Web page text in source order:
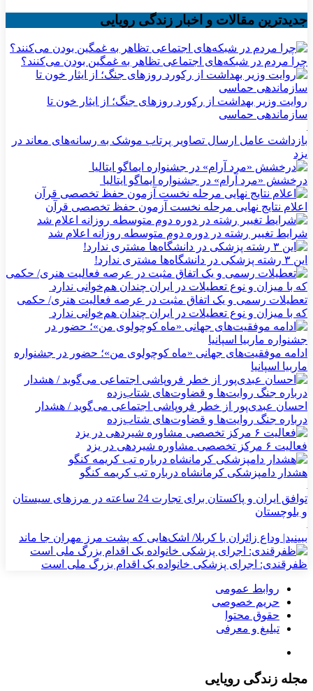
جدیدترین مقالات و اخبار زندگی رویایی
چرا مردم در شبکه‌های اجتماعی تظاهر به غمگین بودن می‌کنند؟
روایت وزیر بهداشت از رکورد روزهای جنگ؛ از ایثار خون تا
سازماندهی حماسی
بازداشت عامل ارسال تصاویر پرتاب موشک به رسانه‌های معاند در
یزد
درخشش «مرد آرام» در جشنواره ایماگو ایتالیا
اعلام نتایج نهایی مرحله نخست آزمون حفظ تخصصی قرآن
شرایط تغییر رشته در دوره دوم متوسطه روزانه اعلام شد
این ۳ رشته پزشکی در دانشگاه‌ها مشتری ندارد!
تعطیلات رسمی و یک اتفاق مثبت در عرصه فعالیت هنری/ حکمی
که با میزان و نوع تعطیلات در ایران چندان هم‌خوانی ندارد
ادامه موفقیت‌های جهانی «ماه کوچولوی من»؛ حضور در جشنواره
ماربیا اسپانیا
احسان عبدی‌پور از خطر فروپاشی اجتماعی می‌گوید / هشدار
درباره جنگ روایت‌ها و قضاوت‌های شتاب‌زده
فعالیت ۶ مرکز تخصصی مشاوره شیردهی در یزد
هشدار دامپزشکی کرمانشاه درباره تب کریمه کنگو
توافق ایران و پاکستان برای تجارت 24 ساعته در مرزهای سیستان
و بلوچستان
ببینید| وداع زائران با کربلا/ اشک‌هایی که پشت مرز مهران جا ماند
ظفرقندی: اجرای پزشکی خانواده یک اقدام بزرگ ملی است
روابط عمومی
حریم خصوصی
حقوق محتوا
تبلیغ و معرفی
مجله زندگی رویایی